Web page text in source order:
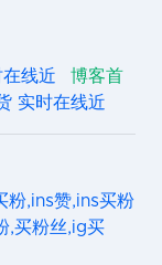
线近
博客首
实时在线近
粉,ins赞,ins买粉
,买粉丝,ig买